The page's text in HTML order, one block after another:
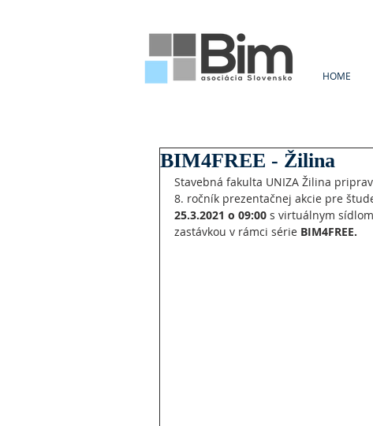
HOME
BIM4FREE - Žilina
Stavebná fakulta UNIZA Žilina
8. ročník prezentačnej akcie pre
25.3.2021 o 09:00 s virtuálnym sídlom
zastávkou v rámci série BIM4FREE.